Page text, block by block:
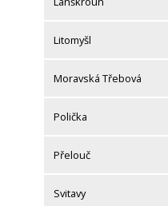
Litomyšl
Moravská Třebová
Polička
Přelouč
Svitavy